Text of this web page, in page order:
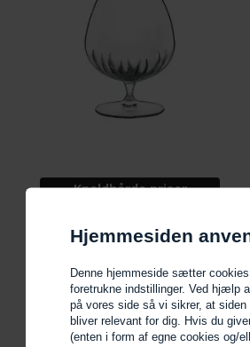
Hjemmesiden
Denne hjemmeside sætter
foretrukne indstillinger. Ved hjælp
på vores side så vi sikrer, at
bliver relevant for dig. Hvis du
(enten i form af egne cookies og/
Knaldhårde priser
Luigi Bormioli Mixology
Cognacglas - 46,5 cl. 6 stk.
LÆG I KURV